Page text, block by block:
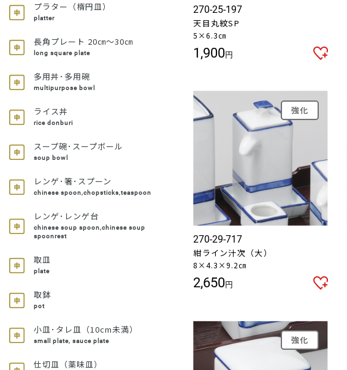
プラター（楕円皿）
platter
長角プレート 20㎝～30㎝
long square plate
多用丼･多用碗
multipurpose bowl
ライス丼
rice donburi
スープ碗･スープボール
soup bowl
レンゲ･箸･スプーン
chinese spoon,chopsticks,teaspoon
レンゲ･レンゲ台
chinese soup spoon,chinese soup
spoonrest
取皿
plate
取鉢
pot
小皿･タレ皿（10cm未満）
small plate, sauce plate
仕切皿（薬味皿）
270-25-197
天目丸紋SP
5×6.3㎝
1,900円
強化
270-29-717
紺ライン汁次（大）
8×4.3×9.2㎝
2,650円
強化